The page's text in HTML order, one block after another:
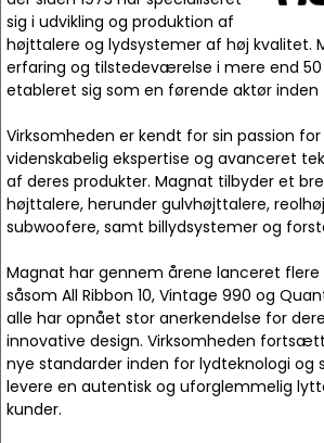
sig i udvikling og produktion af
højttalere og lydsystemer af høj kvalitet.
erfaring og tilstedeværelse i mere end
etableret sig som en førende aktør inden
Virksomheden er kendt for sin passion
videnskabelig ekspertise og avanceret
af deres produkter. Magnat tilbyder et
højttalere, herunder gulvhøjttalere,
subwoofere, samt billydsystemer og
Magnat har gennem årene lanceret flere
såsom All Ribbon 10, Vintage 990 og
alle har opnået stor anerkendelse for
innovative design. Virksomheden
nye standarder inden for lydteknologi
levere en autentisk og uforglemmelig
kunder.